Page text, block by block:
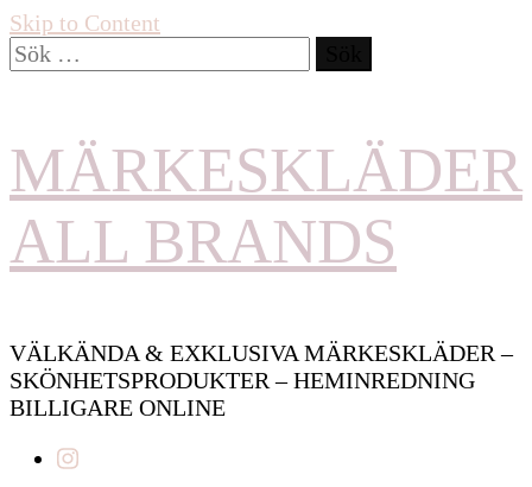
Skip to Content
Sök
efter:
MÄRKESKLÄDER
ALL BRANDS
VÄLKÄNDA & EXKLUSIVA MÄRKESKLÄDER –
SKÖNHETSPRODUKTER – HEMINREDNING
BILLIGARE ONLINE